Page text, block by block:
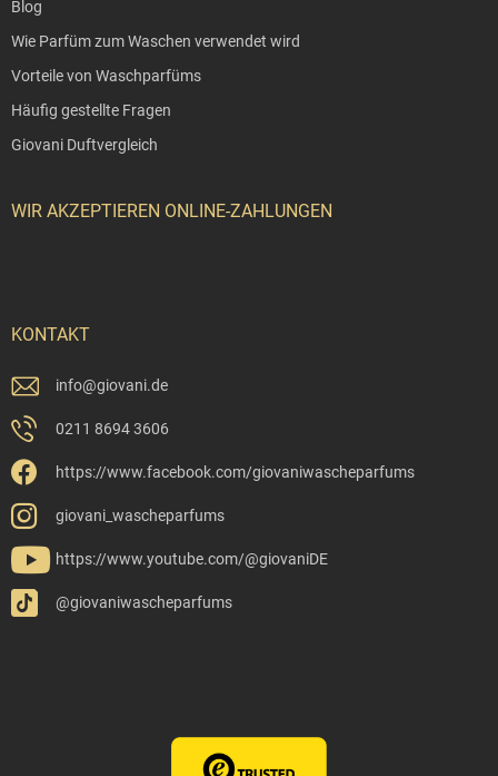
Blog
Wie Parfüm zum Waschen verwendet wird
Vorteile von Waschparfüms
Häufig gestellte Fragen
Giovani Duftvergleich
WIR AKZEPTIEREN ONLINE-ZAHLUNGEN
KONTAKT
info@giovani.de
0211 8694 3606
https://www.facebook.com/giovaniwascheparfums
giovani_wascheparfums
https://www.youtube.com/@giovaniDE
@giovaniwascheparfums